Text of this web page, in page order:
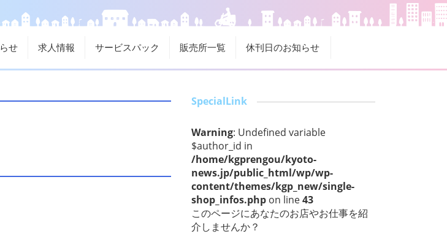
せ 求人情報 サービスパック 販売所一覧 休刊日のお知らせ
SpecialLink
Warning: Undefined variable
$author_id in
/home/kgprengou/kyoto-
news.jp/public_html/wp/wp-
content/themes/kgp_new/single-
shop_infos.php on line43
このページにあなたのお店やお仕事を紹
介しませんか？